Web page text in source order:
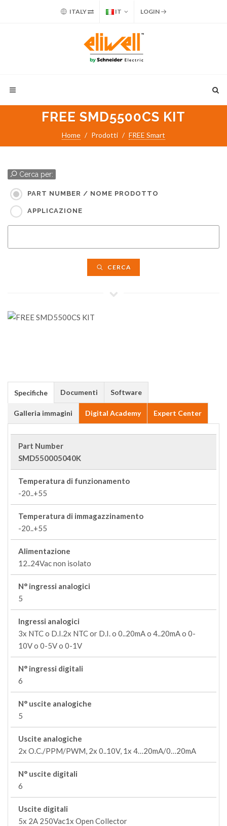
ITALY IT LOGIN
FREE SMD5500CS KIT
Home Prodotti FREE Smart
Cerca per:
PART NUMBER / NOME PRODOTTO
APPLICAZIONE
CERCA
Specifiche Documenti Software
Galleria immagini Digital Academy Expert Center
Part Number
SMD550005040K
Temperatura di funzionamento
-20..+55
Temperatura di immagazzinamento
-20..+55
Alimentazione
12..24Vac non isolato
N° ingressi analogici
5
Ingressi analogici
3x NTC o D.I.2x NTC or D.I. o 0..20mA o 4..20mA o 0-
10V o 0-5V o 0-1V
N° ingressi digitali
6
N° uscite analogiche
5
Uscite analogiche
2x O.C./PPM/PWM, 2x 0..10V, 1x 4…20mA/0…20mA
N° uscite digitali
6
Uscite digitali
5x 2A 250Vac1x Open Collector